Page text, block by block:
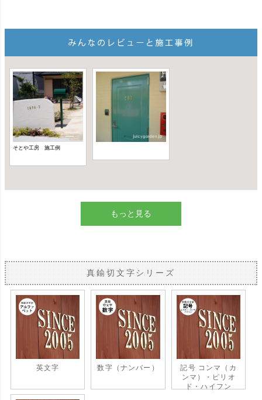
もっと見る
真鍮切文字シリーズ
英文字 数字（ナンバー）
記号 コンマ（カ
ンマ）・ピリオ
ド・ハイフン